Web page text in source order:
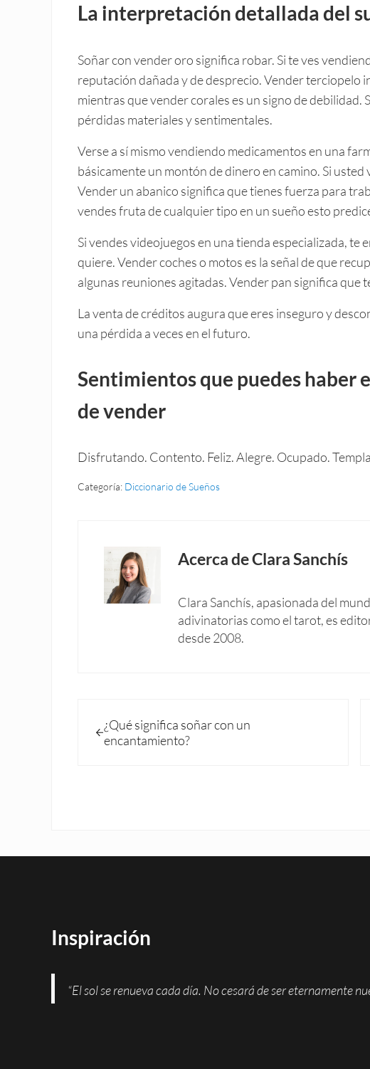
La interpretación detallada del
Soñar con vender oro significa robar. Si te ves
reputación dañada y de desprecio. Vender terciopelo
mientras que vender corales es un signo de debilidad.
pérdidas materiales y sentimentales.
Verse a sí mismo vendiendo medicamentos en una
básicamente un montón de dinero en camino. Si
Vender un abanico significa que tienes fuerza para
vendes fruta de cualquier tipo en un sueño esto
Si vendes videojuegos en una tienda especializada, te
quiere. Vender coches o motos es la señal de que
algunas reuniones agitadas. Vender pan significa que
La venta de créditos augura que eres inseguro y
una pérdida a veces en el futuro.
Sentimientos que puedes haber
de vender
Disfrutando. Contento. Feliz. Alegre. Ocupado.
Categoría: Diccionario de Sueños
Acerca deClara Sanchís
Clara Sanchís, apasionada del
adivinatorias como el tarot, es
desde 2008.
¿Qué significa soñar con un
encantamiento?
Inspiración
“El sol se renueva cada día. No cesará de ser eternamente